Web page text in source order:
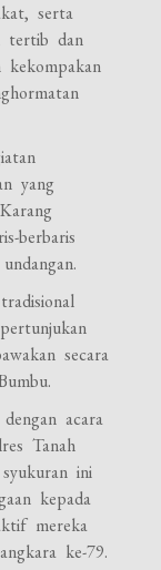
serta
tertib dan
kekompakan
yang
berbaris
secara
acara
Tanah
ini
kepada
mereka
ke-79.